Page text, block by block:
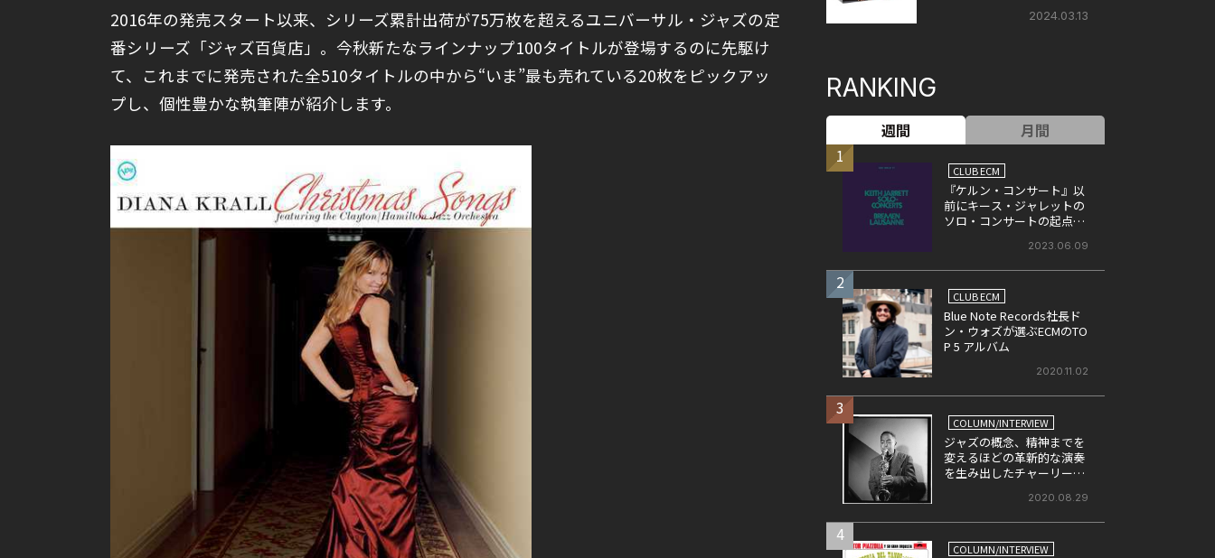
2016年の発売スタート以来、シリーズ累計出荷が75万枚を超えるユニバーサル・ジャズの定
番シリーズ「ジャズ百貨店」。今秋新たなラインナップ100タイトルが登場するのに先駆け
て、これまでに発売された全510タイトルの中から“いま”最も売れている20枚をピックアッ
プし、個性豊かな執筆陣が紹介します。
2024.03.13
RANKING
週間
月間
1
CLUB ECM
『ケルン・コンサート』以
前にキース・ジャレットの
ソロ・コンサートの起点と
2023.06.09
2
CLUB ECM
Blue Note Records社長ド
ン・ウォズが選ぶECMのTO
P 5 アルバム
2020.11.02
3
COLUMN/INTERVIEW
ジャズの概念、精神までを
変えるほどの革新的な演奏
を生み出したチャーリー・
2020.08.29
4
COLUMN/INTERVIEW